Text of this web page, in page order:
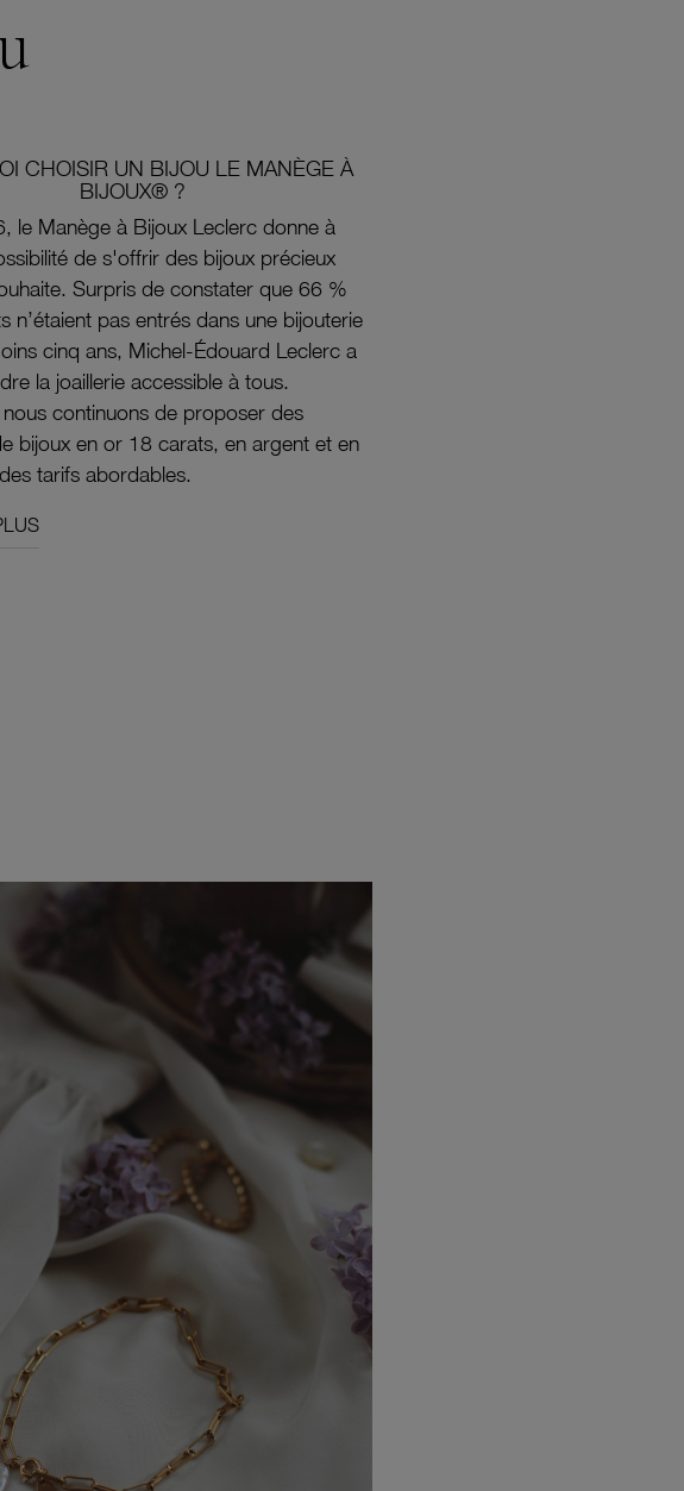
CHOISIR UN BIJOU LE MANÈGE À
BIJOUX® ?
le Manège à Bijoux Leclerc donne à
de s'offrir des bijoux précieux
Surpris de constater que 66 %
n’étaient pas entrés dans une bijouterie
cinq ans, Michel-Édouard Leclerc a
la joaillerie accessible à tous.
continuons de proposer des
bijoux en or 18 carats, en argent et en
tarifs abordables.